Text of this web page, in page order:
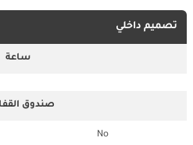
تصميم داخلي
ساعة
صندوق
No